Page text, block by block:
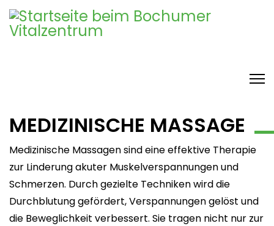
MEDIZINISCHE MASSAGE
Medizinische Massagen sind eine effektive Therapie
zur Linderung akuter Muskelverspannungen und
Schmerzen. Durch gezielte Techniken wird die
Durchblutung gefördert, Verspannungen gelöst und
die Beweglichkeit verbessert. Sie tragen nicht nur zur